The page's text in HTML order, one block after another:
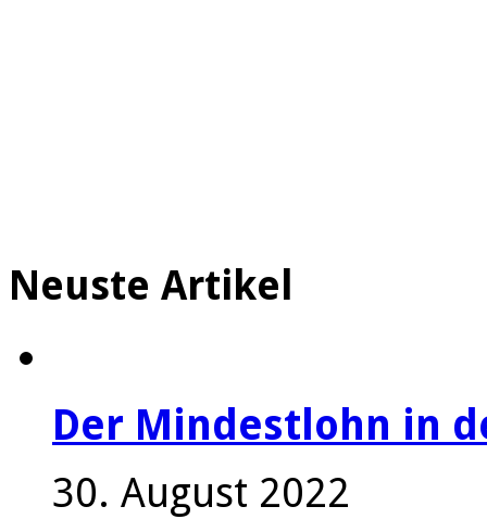
Neuste Artikel
Der Mindestlohn in
30. August 2022